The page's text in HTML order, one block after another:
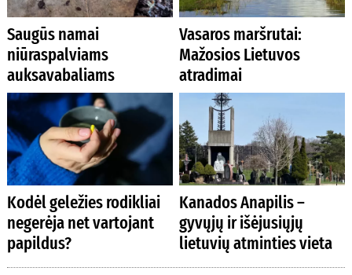
Saugūs namai
niūraspalviams
auksavabaliams
Vasaros maršrutai:
Mažosios Lietuvos
atradimai
Kodėl geležies rodikliai
negerėja net vartojant
papildus?
Kanados Anapilis –
gyvųjų ir išėjusiųjų
lietuvių atminties vieta